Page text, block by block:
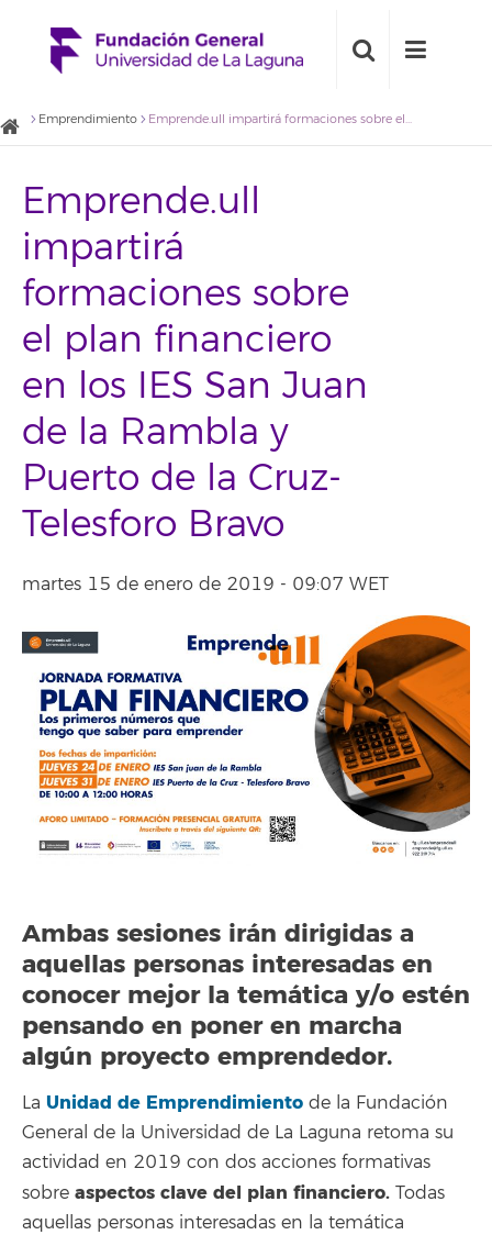
Emprendimiento Emprende.ull impartirá formaciones sobre el plan financiero en los IES San Juan de la Rambla y Puerto de la Cruz-Telesforo Bravo
Emprende.ull
impartirá
formaciones sobre
el plan financiero
en los IES San Juan
de la Rambla y
Puerto de la Cruz-
Telesforo Bravo
martes 15 de enero de 2019 - 09:07 WET
Ambas sesiones irán dirigidas a
aquellas personas interesadas en
conocer mejor la temática y/o estén
pensando en poner en marcha
algún proyecto emprendedor.
La Unidad de Emprendimiento de la Fundación
General de la Universidad de La Laguna retoma su
actividad en 2019 con dos acciones formativas
sobre aspectos clave del plan financiero. Todas
aquellas personas interesadas en la temática